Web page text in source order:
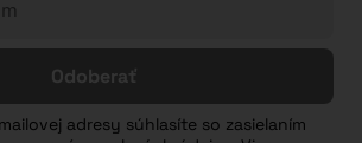
Odoberať
adresy súhlasíte so zasielaním